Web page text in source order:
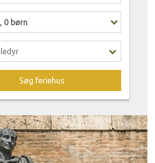
, 0 børn
Søg feriehus